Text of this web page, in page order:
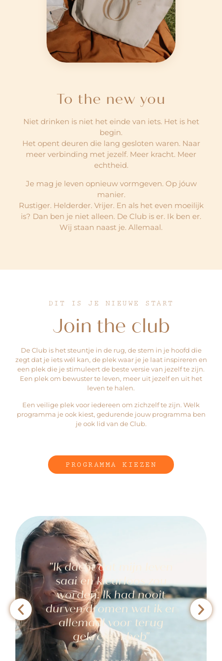
To the new you
Niet drinken is niet het einde van iets. Het is het
begin.
Het opent deuren die lang gesloten waren. Naar
meer verbinding met jezelf. Meer kracht. Meer
echtheid.
Je mag je leven opnieuw vormgeven. Op jóuw
manier.
Rustiger. Helderder. Vrijer. En als het even moeilijk
is? Dan ben je niet alleen. De Club is er. Ik ben er.
Wij staan naast je. Allemaal.
DIT IS JE NIEUWE START
Join the club
De Club is het steuntje in de rug, de stem in je hoofd die
zegt dat je iets wél kan, de plek waar je je laat inspireren en
een plek die je stimuleert de beste versie van jezelf te zijn.
Een plek om bewuster te leven, meer uit jezelf en uit het
leven te halen.
Een veilige plek voor iedereen om zichzelf te zijn. Welk
programma je ook kiest, gedurende jouw programma ben
je ook lid van de Club.
PROGRAMMA KIEZEN
"Ik dacht dat mijn leven
saai en kleurloos zou
worden. Ik had nooit
durven dromen wat ik er
allemaal voor terug
gekregen heb"